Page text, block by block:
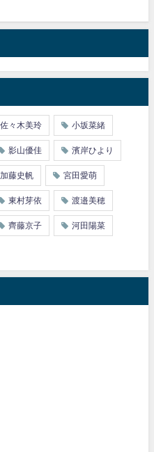
佐々木美玲 小坂菜緒
影山優佳 濱岸ひより
加藤史帆 宮田愛萌
東村芽依 渡邉美穂
齊藤京子 河田陽菜